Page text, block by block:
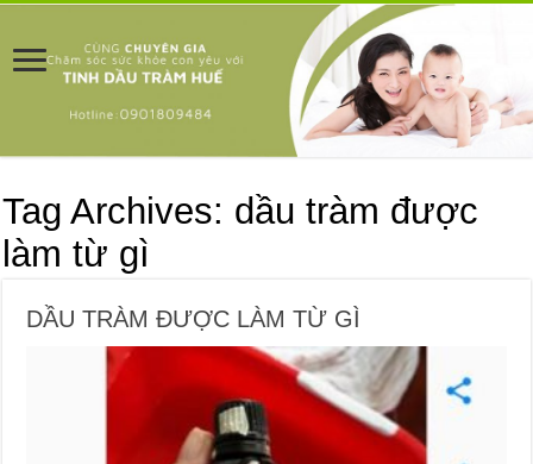
Tag Archives: dầu tràm được
làm từ gì
DẦU TRÀM ĐƯỢC LÀM TỪ GÌ